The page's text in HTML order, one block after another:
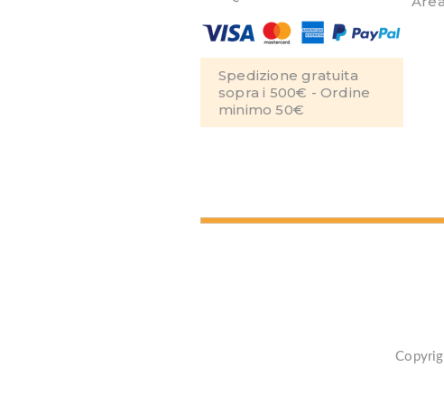
Spedizione gratuita
sopra i 500€ - Ordine
minimo 50€